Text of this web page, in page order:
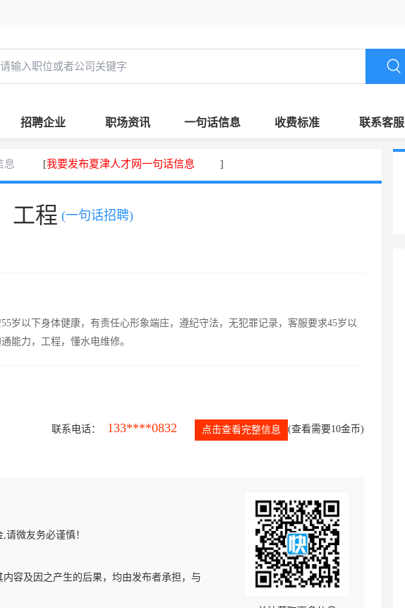
招聘企业 职场资讯 一句话信息 收费标准 联系客服
息 [我要发布夏津人才网一句话信息 ]
工程 (一句话招聘)
岁以下身体健康，有责任心形象端庄，遵纪守法，无犯罪记录，客服要求45岁以
能力，工程，懂水电维修。
联系电话： 133****0832 点击查看完整信息 (查看需要10金币)
微友务必谨慎！
容及因之产生的后果，均由发布者承担，与